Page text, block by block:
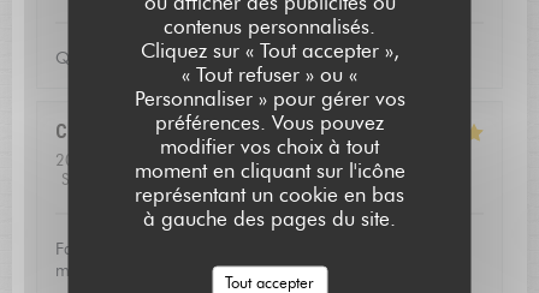
contenus personnalisés.
Cliquez sur « Tout accepter »,
« Tout refuser » ou «
Personnaliser » pour gérer vos
préférences. Vous pouvez
modifier vos choix à tout
moment en cliquant sur l'icône
représentant un cookie en bas
à gauche des pages du site.
Tout accepter
Qualite de l'accueil
Christoffer N
2026-07-23
- 13:15 - Couverts 2
Service
/5 Ambiance: 4 /5 Cuisine: 5/5 Qualité / Prix
Fantastic food and good service. Defininetly worth a
michelin star
L'AUBERGE SAINT JEAN